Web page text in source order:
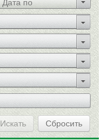
Искать Сбросить